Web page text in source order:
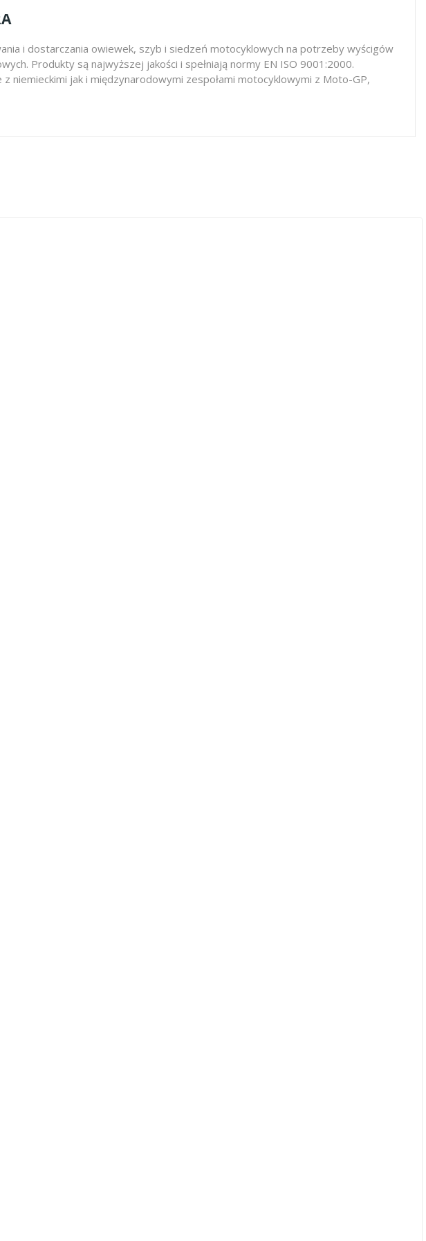
i dostarczania owiewek, szyb i siedzeń motocyklowych na potrzeby wyścigów
Produkty są najwyższej jakości i spełniają normy EN ISO 9001:2000.
niemieckimi jak i międzynarodowymi zespołami motocyklowymi z Moto-GP,